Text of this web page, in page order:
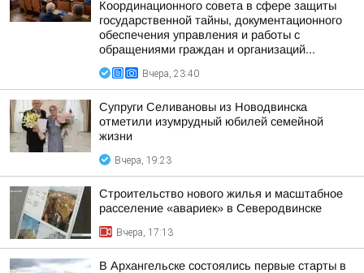
Координационного совета в сфере защиты
государственной тайны, документационного
обеспечения управления и работы с
обращениями граждан и организаций...
Вчера, 23:40
Супруги Селивановы из Новодвинска
отметили изумрудный юбилей семейной
жизни
Вчера, 19:23
Строительство нового жилья и масштабное
расселение «авариек» в Северодвинске
Вчера, 17:13
В Архангельске состоялись первые старты в